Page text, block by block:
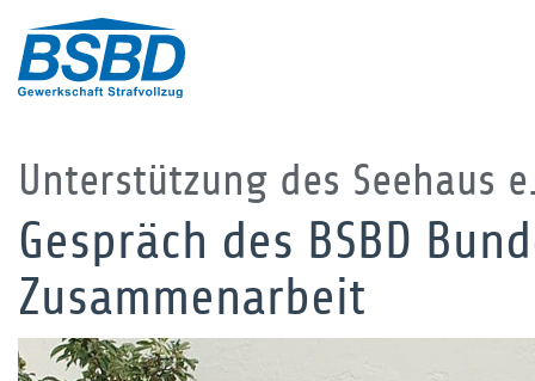
Unterstützung des Seehaus
Gespräch des BSBD
Zusammenarbeit